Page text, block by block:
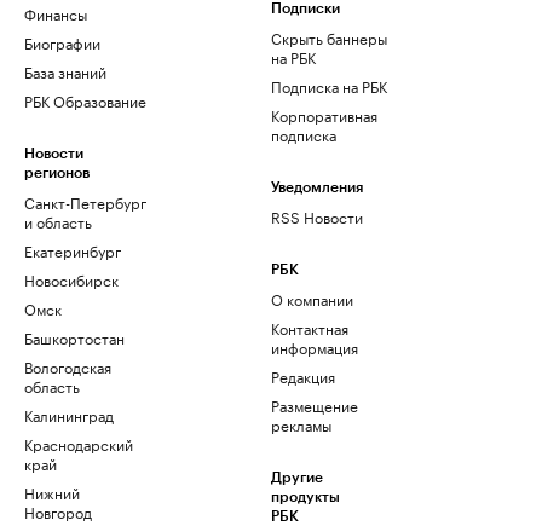
Финансы
Биографии
База знаний
РБК Образование
Новости
регионов
Санкт-Петербург
и область
Екатеринбург
Новосибирск
Омск
Башкортостан
Вологодская
область
Калининград
Краснодарский
край
Нижний
Новгород
Подписки
Скрыть баннеры
на РБК
Подписка на РБК
Корпоративная
подписка
Уведомления
RSS Новости
РБК
О компании
Контактная
информация
Редакция
Размещение
рекламы
Другие
продукты
РБК